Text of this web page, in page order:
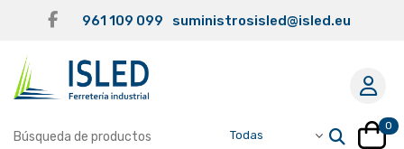
961 109 099 suministrosisled@isled.eu
0